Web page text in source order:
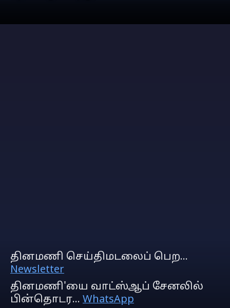
தினமணி செய்திமடலைப் பெற...
Newsletter
தினமணி'யை வாட்ஸ்ஆப் சேனலில்
பின்தொடர... WhatsApp